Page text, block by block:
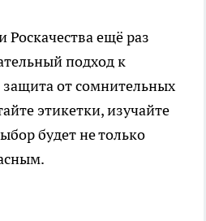
Роскачества ещё раз
подход к
от сомнительных
этикетки, изучайте
будет не только